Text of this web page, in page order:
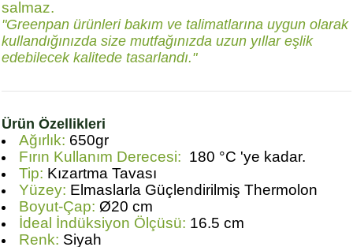
salmaz.
"Greenpan ürünleri bakım ve talimatlarına uygun olarak
kullandığınızda size mutfağınızda uzun yıllar eşlik
edebilecek kalitede tasarlandı."
Ürün Özellikleri
Ağırlık: 650gr
Fırın Kullanım Derecesi: 180 °C 'ye kadar.
Tip: Kızartma Tavası
Yüzey: Elmaslarla Güçlendirilmiş Thermolon
Boyut-Çap: Ø20 cm
İdeal İndüksiyon Ölçüsü: 16.5 cm
Renk: Siyah